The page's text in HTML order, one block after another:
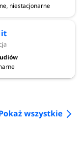
niestacjonarne
it​
wszystkie